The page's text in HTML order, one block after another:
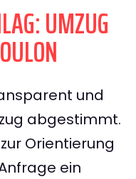
UMZUG
und
abgestimmt.
Orientierung
ein